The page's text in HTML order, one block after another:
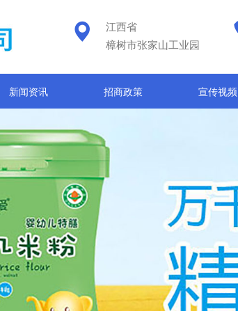
江西省
樟树市张家山工业园
新闻资讯 招商政策 宣传视频